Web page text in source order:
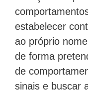
estabelecer
ao próprio
de forma
de
sinais e buscar